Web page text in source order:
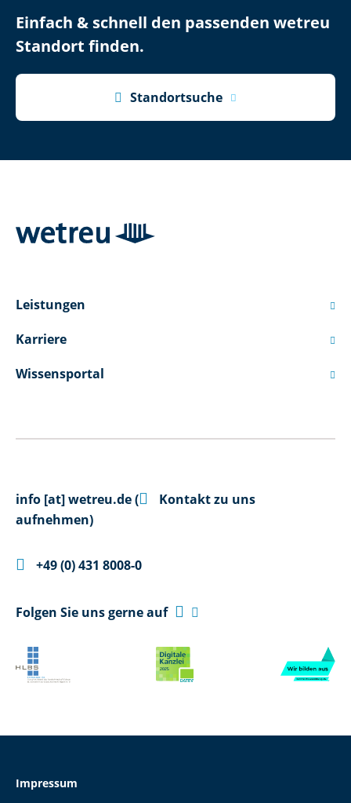
Einfach & schnell den passenden wetreu
Standort finden.
 Standortsuche
Leistungen 
Karriere 
Wissensportal 
info [at]wetreu.de(
Kontakt zu uns
aufnehmen)
 +49 (0) 431 8008-0
Folgen Sie uns gerne auf  
Impressum